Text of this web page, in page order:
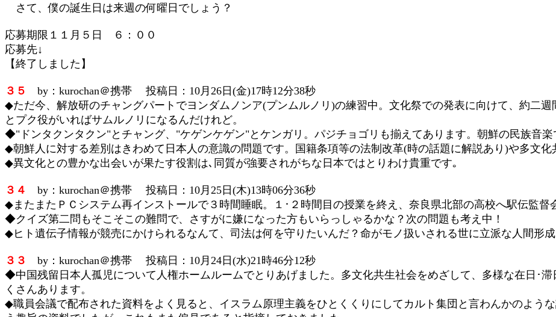
さて、僕の誕生日は来週の何曜日でしょう？
応募期限１１月５日 ６：００
応募先↓
【終了しました】
３５
by：kurochan＠携帯 投稿日：10月26日(金)17時12分38秒
◆ただ今、解放研のチャングパートでヨンダムノンア(プンムルノリ)の練習中。文化祭での発表に向けて、約二
とプク役がいればサムルノリになるんだけれど。
◆"ドンタクンタクン"とチャング、"ケゲンケゲン"とケンガリ。パジチョゴリも揃えてあります。朝鮮の民族音楽
◆朝鮮人に対する差別はきわめて日本人の意識の問題です。国籍条項等の法制改革(時の話題に解説あり)や多文化
◆異文化との豊かな出会いが果たす役割は､同質が強要されがちな日本ではとりわけ貴重です｡
３４
by：kurochan＠携帯 投稿日：10月25日(木)13時06分36秒
◆またまたＰＣシステム再インストールで３時間睡眠。１･２時間目の授業を終え、奈良県北部の高校へ駅伝監督
◆クイズ第二問もそこそこの難問で、さすがに嫌になった方もいらっしゃるかな？次の問題も考え中！
◆ヒト遺伝子情報が競売にかけられるなんて、司法は何を守りたいんだ？命がモノ扱いされる世に立派な人間形
３３
by：kurochan＠携帯 投稿日：10月24日(水)21時46分12秒
◆中国残留日本人孤児について人権ホームルームでとりあげました。多文化共生社会をめざして、多様な在日･
くさんあります。
◆職員会議で配布された資料をよく見ると、イスラム原理主義をひとくくりにしてカルト集団と言わんかのよう